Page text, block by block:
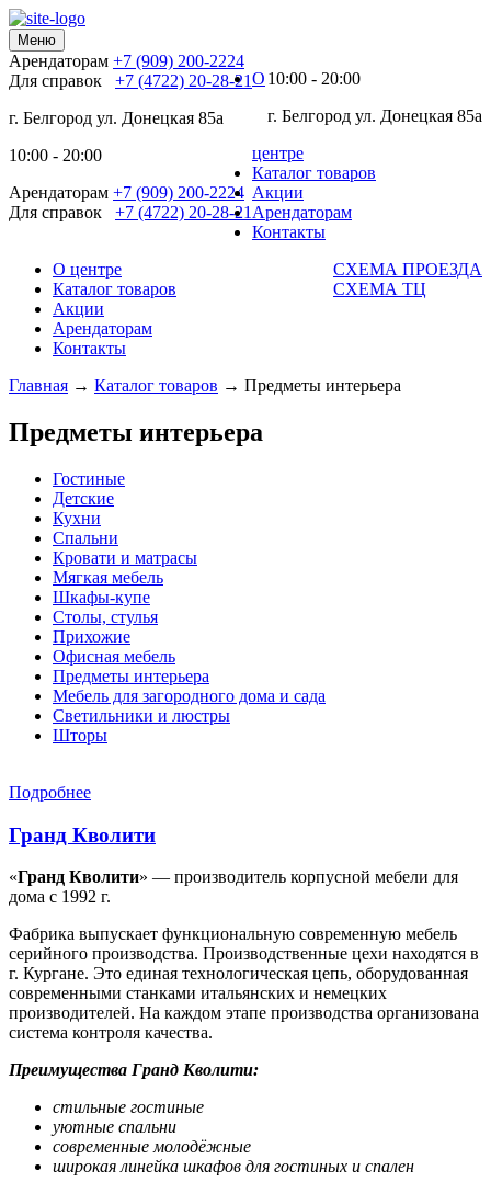
Меню
Арендаторам +7 (909) 200-2224
Для справок +7 (4722) 20-28-21
г. Белгород ул. Донецкая 85а
10:00 - 20:00
Арендаторам +7 (909) 200-2224
Для справок +7 (4722) 20-28-21
10:00 - 20:00
г. Белгород ул. Донецкая 85а
О
центре
Каталог товаров
Акции
Арендаторам
Контакты
СХЕМА ПРОЕЗДА
СХЕМА ТЦ
О центре
Каталог товаров
Акции
Арендаторам
Контакты
Главная → Каталог товаров → Предметы интерьера
Предметы интерьера
Гостиные
Детские
Кухни
Спальни
Кровати и матрасы
Мягкая мебель
Шкафы-купе
Столы, стулья
Прихожие
Офисная мебель
Предметы интерьера
Мебель для загородного дома и сада
Светильники и люстры
Шторы
Подробнее
Гранд Кволити
«Гранд Кволити» — производитель корпусной мебели для
дома с 1992 г.
Фабрика выпускает функциональную современную мебель
серийного производства. Производственные цехи находятся в
г. Кургане. Это единая технологическая цепь, оборудованная
современными станками итальянских и немецких
производителей. На каждом этапе производства организована
система контроля качества.
Преимущества Гранд Кволити:
стильные гостиные
уютные спальни
современные молодёжные
широкая линейка шкафов для гостиных и спален